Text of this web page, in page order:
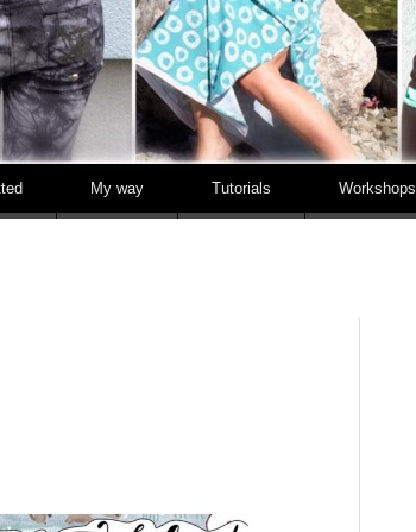
My way Tutorials Workshops